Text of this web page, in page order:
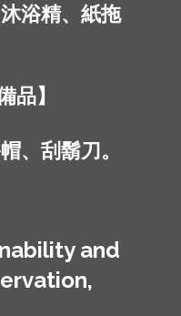
浴精、紙拖
品】
、刮鬍刀。
and